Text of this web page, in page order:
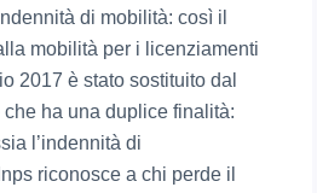
di mobilità: così il
mobilità per i licenziamenti
2017 è stato sostituito dal
ha una duplice finalità:
l’indennità di
riconosce a chi perde il